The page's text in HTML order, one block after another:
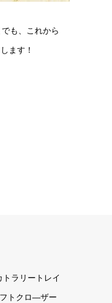
も、これから
ます！
トラリートレイ
トクロ―ザー